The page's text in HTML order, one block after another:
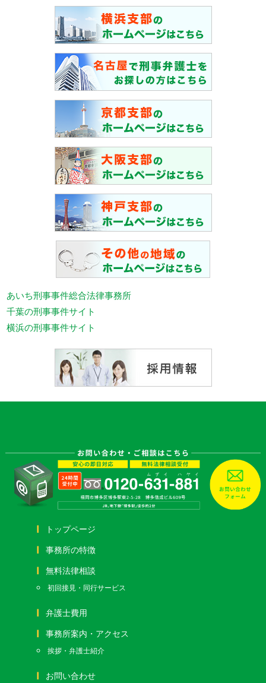
あいち刑事事件総合法律事務所
千葉の刑事事件サイト
横浜の刑事事件サイト
トップページ
事務所の特徴
無料法律相談
初回接見・同行サービス
弁護士費用
事務所案内・アクセス
挨拶・弁護士紹介
お問い合わせ